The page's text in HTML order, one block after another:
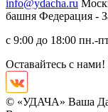
info@ydacha.ru
башня Федерация -
с 9:00 до 18:00 пн.-
Оставайтесь с нами!
© «УДАЧА» Ваша